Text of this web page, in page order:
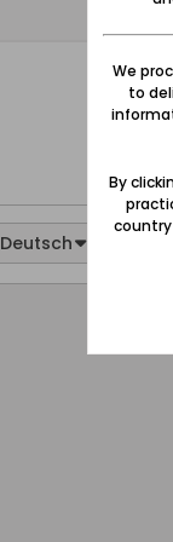
Deutsch
We
to
By